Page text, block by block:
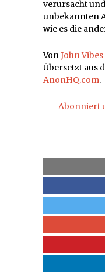
verursacht
unbekannten
wie es die
VonJohn Vibes
Übersetzt aus
AnonHQ.com.
Abonniert